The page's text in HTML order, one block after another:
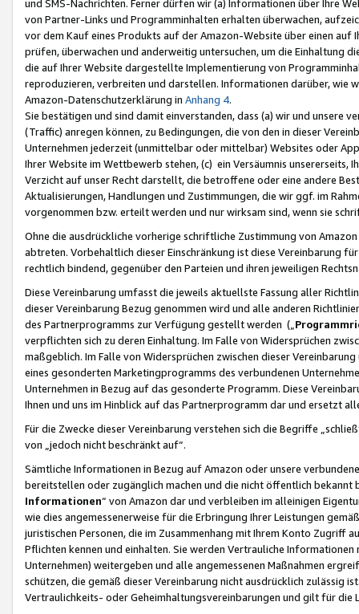
und SMS-Nachrichten. Ferner dürfen wir (a) Informationen über Ihre
von Partner-Links und Programminhalten erhalten überwachen,
vor dem Kauf eines Produkts auf der Amazon-Website über einen
prüfen, überwachen und anderweitig untersuchen, um die Einhaltung
die auf Ihrer Website dargestellte Implementierung von
reproduzieren, verbreiten und darstellen. Informationen darüber, wie
Amazon-Datenschutzerklärung in Anhang 4.
Sie bestätigen und sind damit einverstanden, dass (a) wir und
(Traffic) anregen können, zu Bedingungen, die von den in dieser
Unternehmen jederzeit (unmittelbar oder mittelbar) Websites oder
Ihrer Website im Wettbewerb stehen, (c) ein Versäumnis unsererseits,
Verzicht auf unser Recht darstellt, die betroffene oder eine andere
Aktualisierungen, Handlungen und Zustimmungen, die wir ggf. im
vorgenommen bzw. erteilt werden und nur wirksam sind, wenn sie
Ohne die ausdrückliche vorherige schriftliche Zustimmung von
abtreten. Vorbehaltlich dieser Einschränkung ist diese Vereinbarung
rechtlich bindend, gegenüber den Parteien und ihren jeweiligen
Diese Vereinbarung umfasst die jeweils aktuellste Fassung aller
dieser Vereinbarung Bezug genommen wird und alle anderen
des Partnerprogramms zur Verfügung gestellt werden („
verpflichten sich zu deren Einhaltung. Im Falle von Widersprüchen
maßgeblich. Im Falle von Widersprüchen zwischen dieser
eines gesonderten Marketingprogramms des verbundenen
Unternehmen in Bezug auf das gesonderte Programm. Diese
Ihnen und uns im Hinblick auf das Partnerprogramm dar und ersetzt
Für die Zwecke dieser Vereinbarung verstehen sich die Begriffe
von „jedoch nicht beschränkt auf“.
Sämtliche Informationen in Bezug auf Amazon oder unsere
bereitstellen oder zugänglich machen und die nicht öffentlich
Informationen“ von Amazon dar und verbleiben im alleinigen
wie dies angemessenerweise für die Erbringung Ihrer Leistungen
juristischen Personen, die im Zusammenhang mit Ihrem Konto
Pflichten kennen und einhalten. Sie werden Vertrauliche
Unternehmen) weitergeben und alle angemessenen Maßnahmen
schützen, die gemäß dieser Vereinbarung nicht ausdrücklich zulässig
Vertraulichkeits- oder Geheimhaltungsvereinbarungen und gilt für die